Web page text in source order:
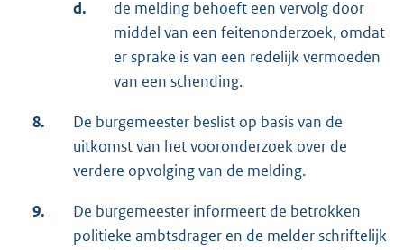
d.
de melding behoeft een vervolg door
middel van een feitenonderzoek, omdat
er sprake is van een redelijk vermoeden
van een schending.
8.
De burgemeester beslist op basis van de
uitkomst van het vooronderzoek over de
verdere opvolging van de melding.
9.
De burgemeester informeert de betrokken
politieke ambtsdrager en de melder schriftelijk